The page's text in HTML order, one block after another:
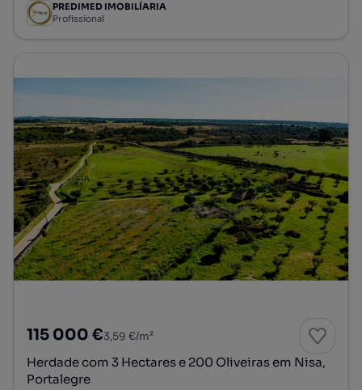
PREDIMED IMOBILÍARIA
Profissional
115 000 €3,59 €/m²
Herdade com 3 Hectares e 200 Oliveiras em Nisa,
Portalegre